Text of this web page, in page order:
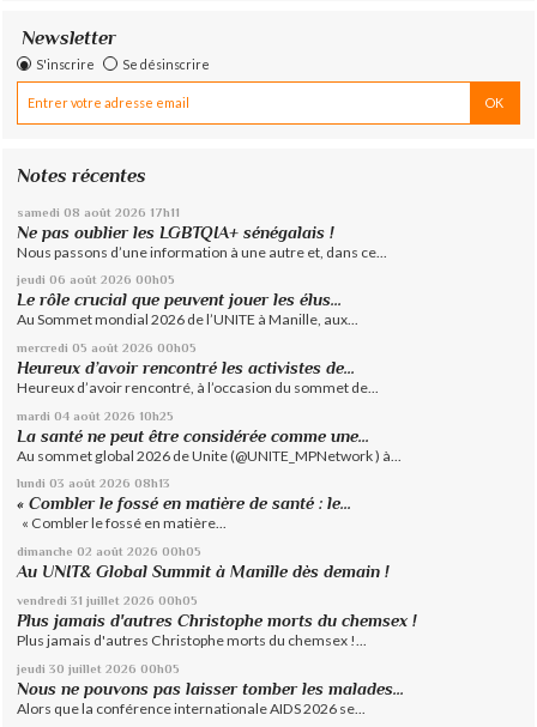
Newsletter
S'inscrire Se désinscrire
Notes récentes
samedi 08 août 2026 17h11
Ne pas oublier les LGBTQIA+ sénégalais !
Nous passons d’une information à une autre et, dans ce...
jeudi 06 août 2026 00h05
Le rôle crucial que peuvent jouer les élus...
Au Sommet mondial 2026 de l’UNITE à Manille, aux...
mercredi 05 août 2026 00h05
Heureux d’avoir rencontré les activistes de...
Heureux d’avoir rencontré, à l’occasion du sommet de...
mardi 04 août 2026 10h25
La santé ne peut être considérée comme une...
Au sommet global 2026 de Unite (@UNITE_MPNetwork ) à...
lundi 03 août 2026 08h13
« Combler le fossé en matière de santé : le...
« Combler le fossé en matière...
dimanche 02 août 2026 00h05
Au UNIT& Global Summit à Manille dès demain !
vendredi 31 juillet 2026 00h05
Plus jamais d'autres Christophe morts du chemsex !
Plus jamais d'autres Christophe morts du chemsex !...
jeudi 30 juillet 2026 00h05
Nous ne pouvons pas laisser tomber les malades...
Alors que la conférence internationale AIDS 2026 se...